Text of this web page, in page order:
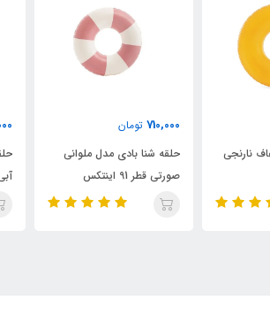
ملوانی
710,000 تومان
حلقه شنا بادی مدل ملوانی
آبی قطر 91 اینتکس
سبز